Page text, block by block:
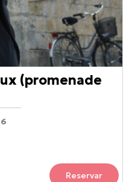
(promenade
Reservar